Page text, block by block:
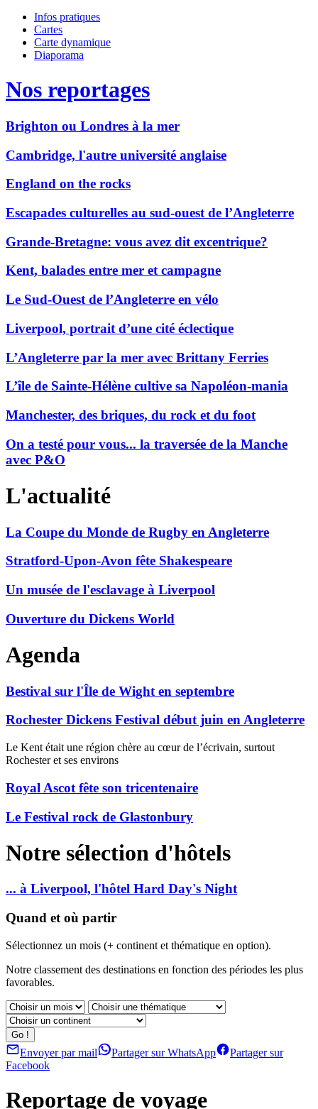
Infos pratiques
Cartes
Carte dynamique
Diaporama
Nos reportages
Brighton ou Londres à la mer
Cambridge, l'autre université anglaise
England on the rocks
Escapades culturelles au sud-ouest de l’Angleterre
Grande-Bretagne: vous avez dit excentrique?
Kent, balades entre mer et campagne
Le Sud-Ouest de l’Angleterre en vélo
Liverpool, portrait d’une cité éclectique
L’Angleterre par la mer avec Brittany Ferries
L’île de Sainte-Hélène cultive sa Napoléon-mania
Manchester, des briques, du rock et du foot
On a testé pour vous... la traversée de la Manche
avec P&O
L'actualité
La Coupe du Monde de Rugby en Angleterre
Stratford-Upon-Avon fête Shakespeare
Un musée de l'esclavage à Liverpool
Ouverture du Dickens World
Agenda
Bestival sur l'Île de Wight en septembre
Rochester Dickens Festival début juin en Angleterre
Le Kent était une région chère au cœur de l’écrivain, surtout
Rochester et ses environs
Royal Ascot fête son tricentenaire
Le Festival rock de Glastonbury
Notre sélection d'hôtels
... à Liverpool, l'hôtel Hard Day's Night
Quand et où partir
Sélectionnez un mois (+ continent et thématique en option).
Notre classement des destinations en fonction des périodes les plus
favorables.
Envoyer par mail Partager sur WhatsApp
Partager sur
Facebook
Reportage de voyage